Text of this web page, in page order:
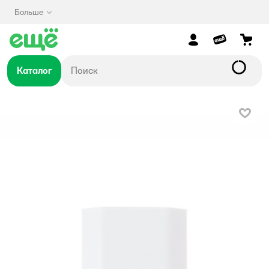
Больше
Каталог
В